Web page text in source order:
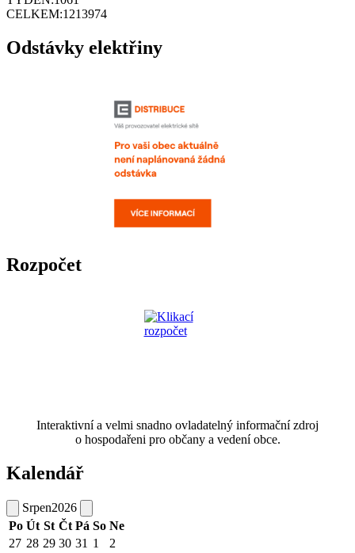
CELKEM:1213974
Odstávky elektřiny
Rozpočet
Interaktivní a velmi snadno ovladatelný informační zdroj
o hospodařeni pro občany a vedení obce.
Kalendář
Srpen2026
Po Út St Čt Pá So Ne
27 28 29 30 31 1
2